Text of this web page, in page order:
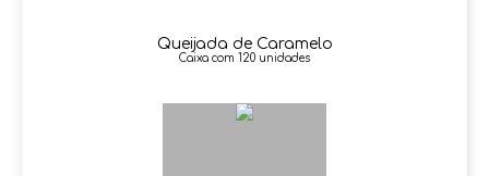
Queijada de Caramelo
Caixa com 120 unidades